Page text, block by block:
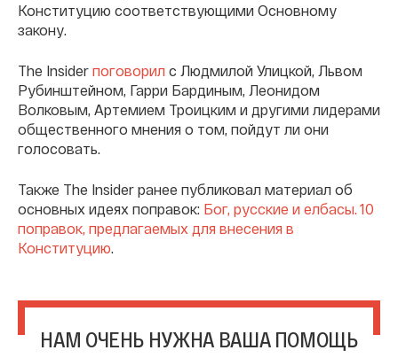
Конституцию соответствующими Основному
закону.
The Insider поговорил с Людмилой Улицкой, Львом
Рубинштейном, Гарри Бардиным, Леонидом
Волковым, Артемием Троицким и другими лидерами
общественного мнения о том, пойдут ли они
голосовать.
Также The Insider ранее публиковал материал об
основных идеях поправок: Бог, русские и елбасы. 10
поправок, предлагаемых для внесения в
Конституцию
НАМ ОЧЕНЬ НУЖНА ВАША ПОМОЩЬ